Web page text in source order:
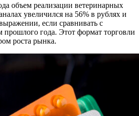
объем реализации ветеринарных
увеличился на 56% в рублях и
если сравнивать с
года. Этот формат торговли
роста рынка.